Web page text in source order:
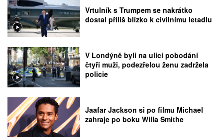
Vrtulník s Trumpem se nakrátko
dostal příliš blízko k civilnímu letadlu
V Londýně byli na ulici pobodáni
čtyři muži, podezřelou ženu zadržela
policie
Jaafar Jackson si po filmu Michael
zahraje po boku Willa Smithe